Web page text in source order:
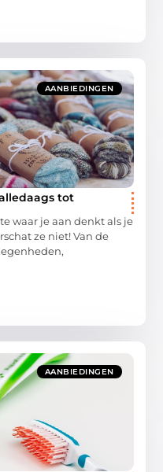
AANBIEDINGEN
tot
waar je aan denkt als je
ze niet! Van de
AANBIEDINGEN